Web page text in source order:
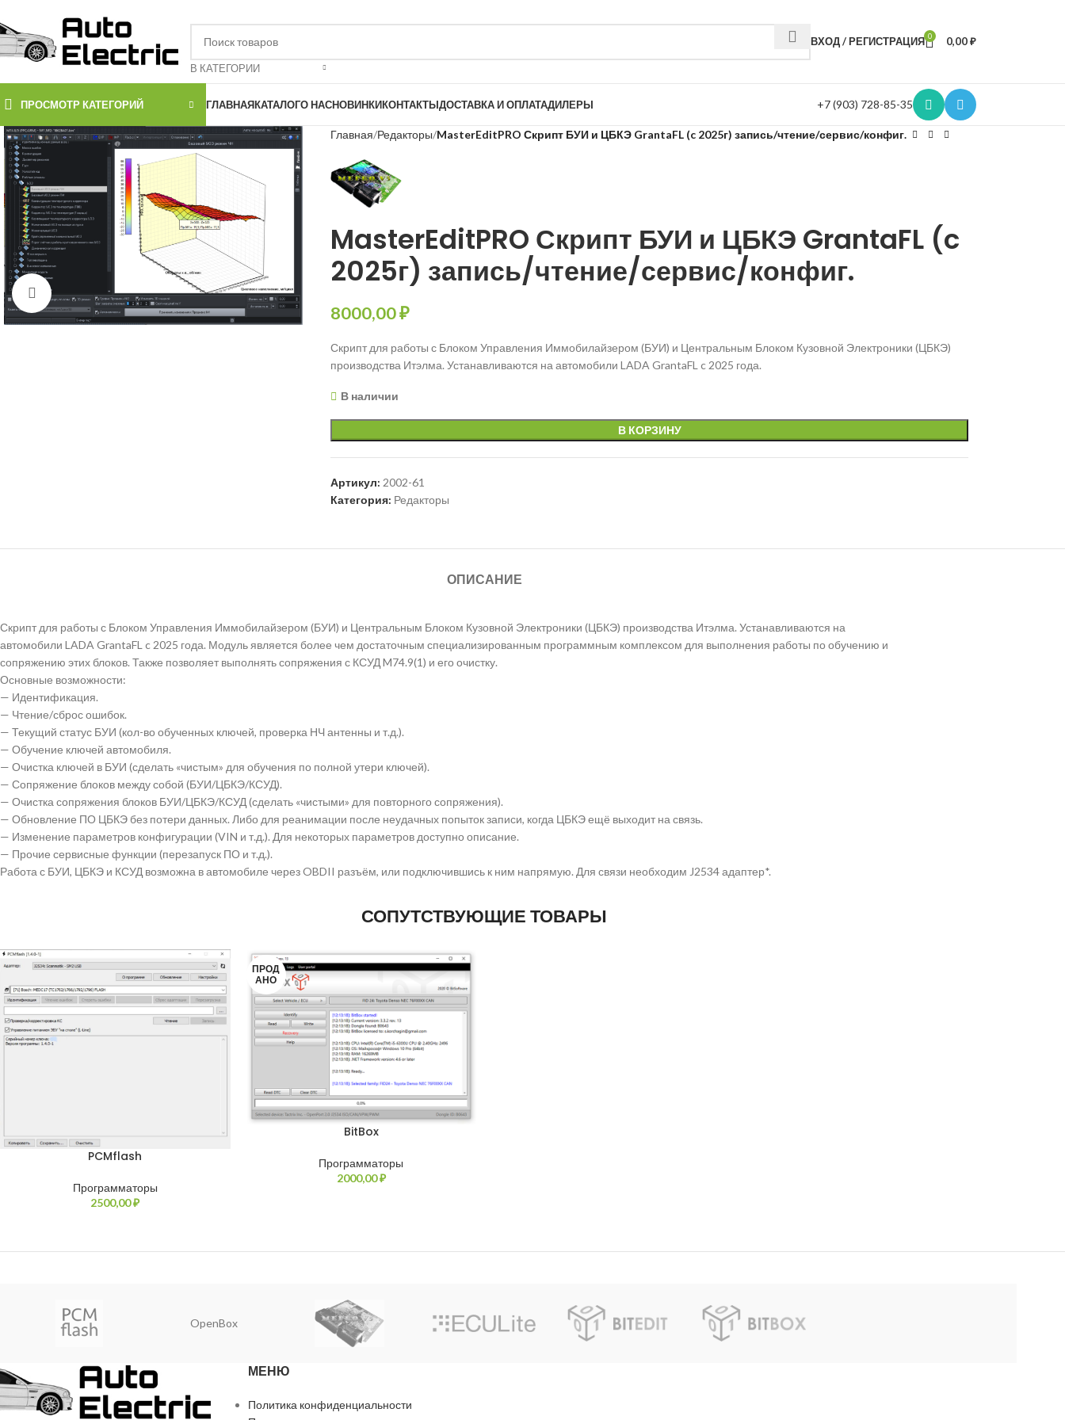
В КАТЕГОРИИ
ВХОД / РЕГИСТРАЦИЯ 0 0,00₽
ПРОСМОТР КАТЕГОРИЙ ГЛАВНАЯКАТАЛОГО НАСНОВИНКИКОНТАКТЫДОСТАВКА И ОПЛАТАДИЛЕРЫ +7 (903) 728-85-35
Нажмите, чтобы увеличить
Главная Редакторы MasterEditPRO Скрипт БУИ и ЦБКЭ GrantaFL (c 2025г) запись/чтение/сервис/конфиг.
MasterEditPRO Скрипт БУИ и ЦБКЭ GrantaFL (c
2025г) запись/чтение/сервис/конфиг.
8000,00₽
Скрипт для работы с Блоком Управления Иммобилайзером (БУИ) и Центральным Блоком Кузовной Электроники (ЦБКЭ)
производства Итэлма. Устанавливаются на автомобили LADA GrantaFL c 2025 года.
В наличии
В КОРЗИНУ
Артикул: 2002-61
Категория: Редакторы
ОПИСАНИЕ
Скрипт для работы с Блоком Управления Иммобилайзером (БУИ) и Центральным Блоком Кузовной Электроники (ЦБКЭ) производства Итэлма. Устанавливаются на
автомобили LADA GrantaFL c 2025 года. Модуль является более чем достаточным специализированным программным комплексом для выполнения работы по обучению и
сопряжению этих блоков. Также позволяет выполнять сопряжения с КСУД M74.9(1) и его очистку.
Основные возможности:
— Идентификация.
— Чтение/сброс ошибок.
— Текущий статус БУИ (кол-во обученных ключей, проверка НЧ антенны и т.д.).
— Обучение ключей автомобиля.
— Очистка ключей в БУИ (сделать «чистым» для обучения по полной утери ключей).
— Сопряжение блоков между собой (БУИ/ЦБКЭ/КСУД).
— Очистка сопряжения блоков БУИ/ЦБКЭ/КСУД (сделать «чистыми» для повторного сопряжения).
— Обновление ПО ЦБКЭ без потери данных. Либо для реанимации после неудачных попыток записи, когда ЦБКЭ ещё выходит на связь.
— Изменение параметров конфигурации (VIN и т.д.). Для некоторых параметров доступно описание.
— Прочие сервисные функции (перезапуск ПО и т.д.).
Работа с БУИ, ЦБКЭ и КСУД возможна в автомобиле через OBDII разъём, или подключившись к ним напрямую. Для связи необходим J2534 адаптер*.
СОПУТСТВУЮЩИЕ ТОВАРЫ
PCMflash
Программаторы
2500,00₽
ПРОД
АНО
BitBox
Программаторы
2000,00₽
OpenBox
МЕНЮ
Политика конфиденциальности